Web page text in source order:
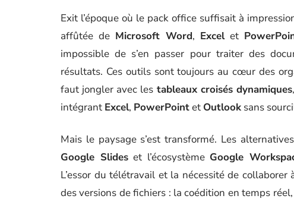
Exit l’époque où le pack office suffisait à
affûtée de Microsoft Word, Excelet
impossible de s’en passer pour traiter des
résultats. Ces outils sont toujours au cœur des
faut jongler avec les tableaux croisés dynamiques
intégrant Excel, PowerPointet Outlook sans
Mais le paysage s’est transformé. Les
Google Slideset l’écosystème Google
L’essor du télétravail et la nécessité de
des versions de fichiers : la coédition en temps